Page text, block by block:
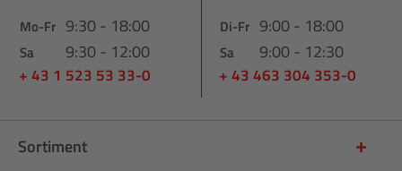
Mo-Fr 9:30 - 18:00
Sa 9:30 - 12:00
+ 43 1 523 53 33-0
Di-Fr 9:00 - 18:00
Sa 9:00 - 12:30
+ 43 463 304 353-0
Sortiment